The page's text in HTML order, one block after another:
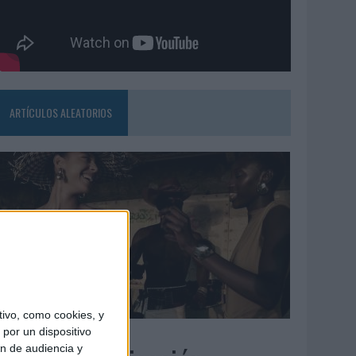
como cookies, y
un dispositivo
de audiencia y
ARTÍCULOS ALEATORIOS
08/2026